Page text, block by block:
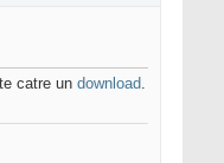
catre un download.